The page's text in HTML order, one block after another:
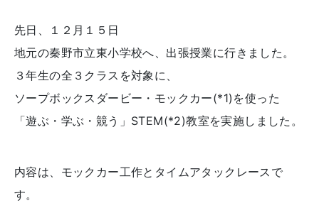
先日、１２月１５日
地元の秦野市立東小学校へ、出張授業に行きました。
３年生の全３クラスを対象に、
ソープボックスダービー・モックカー(*1)を使った
「遊ぶ・学ぶ・競う」STEM(*2)教室を実施しました。
内容は、モックカー工作とタイムアタックレースで
す。